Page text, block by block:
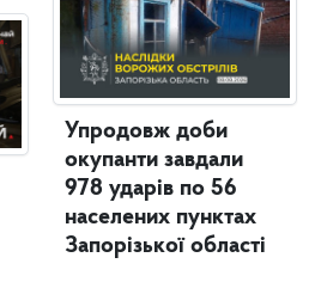
Упродовж доби
окупанти завдали
978 ударів по 56
населених пунктах
Запорізької області